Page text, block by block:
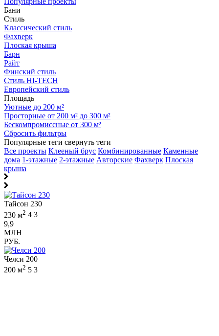
Бани
Стиль
Классический стиль
Фахверк
Плоская крыша
Барн
Райт
Финский стиль
Стиль HI-TECH
Европейский стиль
Площадь
Уютные до 200 м²
Просторные от 200 м² до 300 м²
Бескомпромиссные от 300 м²
Сбросить фильтры
Популярные теги свернуть теги
Все проекты Клееный брус Комбинированные Каменные
дома 1-этажные 2-этажные Авторские Фахверк Плоская
крыша
Тайсон 230
230 м2 4 3
9,9
МЛН
РУБ.
Челси 200
200 м2 5 3